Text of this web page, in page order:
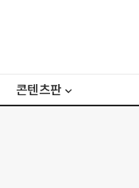
콘텐츠판